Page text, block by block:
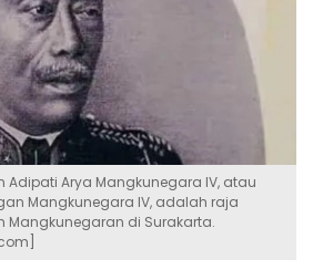
Adipati Arya Mangkunegara IV, atau
Mangkunegara IV, adalah raja
Mangkunegaran di Surakarta.